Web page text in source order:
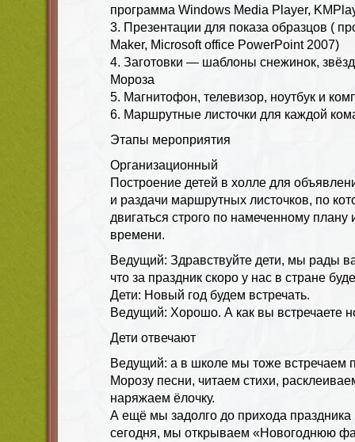
программа Windows Media Player,
3. Презентации для показа образцов (
Maker, Microsoft office PowerPoint 2007)
4. Заготовки — шаблоны снежинок,
Мороза
5. Магнитофон, телевизор, ноутбук и
6. Маршрутные листочки для каждой
Этапы мероприятия
Организационный
Построение детей в холле для
и раздачи маршрутных листочков, по
двигаться строго по намеченному плану
времени.
Ведущий: Здравствуйте дети, мы рады
что за праздник скоро у нас в стране
Дети: Новый год будем встречать.
Ведущий: Хорошо. А как вы встречаете
Дети отвечают
Ведущий: а в школе мы тоже встречаем
Морозу песни, читаем стихи,
наряжаем ёлочку.
А ещё мы задолго до прихода праздника
сегодня, мы открываем «Новогоднюю